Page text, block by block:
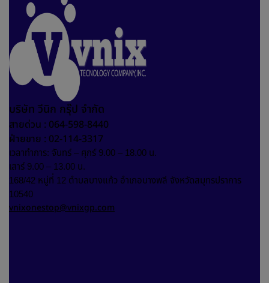
บริษัท วีนิก กรุ๊ป จำกัด
สายด่วน : 064-598-8440
ฝ่ายขาย : 02-114-3317
เวลาทำการ: จันทร์ – ศุกร์ 9.00 – 18.00 น.
เสาร์ 9.00 – 13.00 น.
168/42 หมู่ที่ 12 ตำบลบางแก้ว อำเภอบางพลี จังหวัดสมุทรปราการ
10540
vnixonestop@vnixgp.com